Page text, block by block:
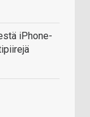
iPhone-